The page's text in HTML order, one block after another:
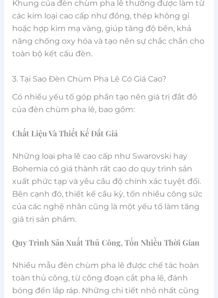
Khung của đèn chùm pha lê thường được làm từ
các kim loại cao cấp như đồng, thép không gỉ
hoặc hợp kim mạ vàng, giúp tăng độ bền, khả
năng chống oxy hóa và tạo nên sự chắc chắn cho
toàn bộ kết cấu đèn.
3. Tại Sao Đèn Chùm Pha Lê Có Giá Cao?
Có nhiều yếu tố góp phần tạo nên giá trị đắt đỏ
của đèn chùm pha lê, bao gồm:
Chất Liệu Và Thiết Kế Đắt Giá
Những loại pha lê cao cấp như Swarovski hay
Bohemia có giá thành rất cao do quy trình sản
xuất phức tạp và yêu cầu độ chính xác tuyệt đối.
Bên cạnh đó, thiết kế cầu kỳ, tốn nhiều công sức
của các nghệ nhân cũng là một yếu tố làm tăng
giá trị sản phẩm.
Quy Trình Sản Xuất Thủ Công, Tốn Nhiều Thời Gian
Nhiều mẫu đèn chùm pha lê được chế tác hoàn
toàn thủ công, từ công đoạn cắt pha lê, đánh
bóng đến lắp ráp. Những chi tiết nhỏ nhất cũng